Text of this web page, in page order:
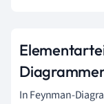
In Feynman-